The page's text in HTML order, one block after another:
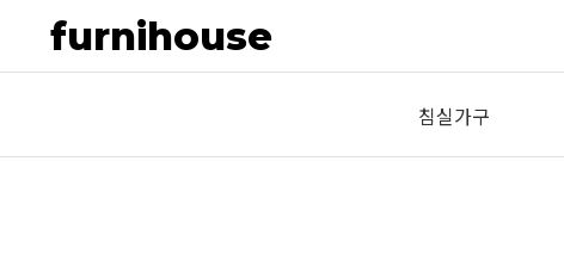
furnihouse
침실가구